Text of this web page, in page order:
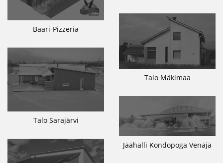
Baari-Pizzeria
Talo Mäkimaa
Talo Sarajärvi
Jäähalli Kondopoga Venäjä